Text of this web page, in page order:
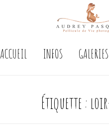
ACCUEIL INFOS GALERIES
Étiquette :